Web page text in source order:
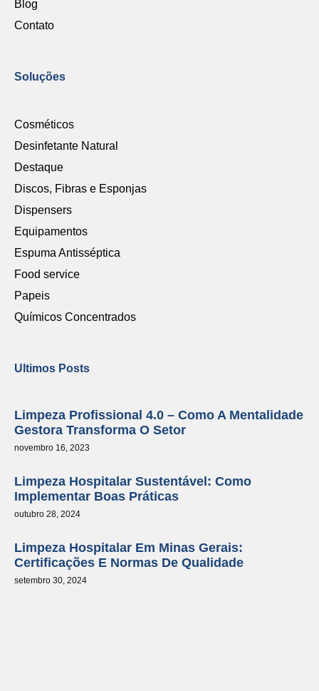
Blog
Contato
Soluções
Cosméticos
Desinfetante Natural
Destaque
Discos, Fibras e Esponjas
Dispensers
Equipamentos
Espuma Antisséptica
Food service
Papeis
Químicos Concentrados
Ultimos Posts
Limpeza Profissional 4.0 – Como A Mentalidade
Gestora Transforma O Setor
novembro 16, 2023
Limpeza Hospitalar Sustentável: Como
Implementar Boas Práticas
outubro 28, 2024
Limpeza Hospitalar Em Minas Gerais:
Certificações E Normas De Qualidade
setembro 30, 2024